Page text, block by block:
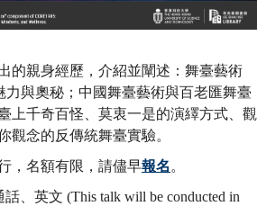
的親身經歷，介紹並闡述：舞臺藝術
與奧秘；中國舞臺藝術與百老匯舞臺
上千奇百怪、莫衷一是的演繹方式、觀
觀念的反傳統舞臺實驗。
，名額有限，請儘早報名 。
、英文 (This talk will be conducted in